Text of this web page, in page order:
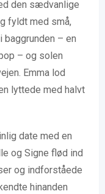
den sædvanlige
fyldt med små,
– en
– og solen
Emma lod
lyttede med halvt
date med en
og Signe flød ind
og indforståede
hinanden